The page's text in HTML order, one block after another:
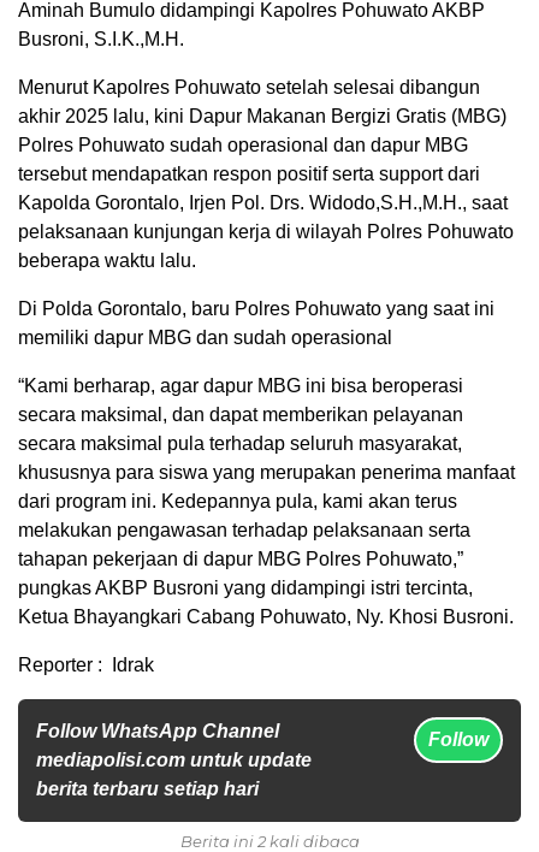
Aminah Bumulo didampingi Kapolres Pohuwato AKBP
Busroni, S.I.K.,M.H.
Menurut Kapolres Pohuwato setelah selesai dibangun
akhir 2025 lalu, kini Dapur Makanan Bergizi Gratis (MBG)
Polres Pohuwato sudah operasional dan dapur MBG
tersebut mendapatkan respon positif serta support dari
Kapolda Gorontalo, Irjen Pol. Drs. Widodo,S.H.,M.H., saat
pelaksanaan kunjungan kerja di wilayah Polres Pohuwato
beberapa waktu lalu.
Di Polda Gorontalo, baru Polres Pohuwato yang saat ini
memiliki dapur MBG dan sudah operasional
“Kami berharap, agar dapur MBG ini bisa beroperasi
secara maksimal, dan dapat memberikan pelayanan
secara maksimal pula terhadap seluruh masyarakat,
khususnya para siswa yang merupakan penerima manfaat
dari program ini. Kedepannya pula, kami akan terus
melakukan pengawasan terhadap pelaksanaan serta
tahapan pekerjaan di dapur MBG Polres Pohuwato,”
pungkas AKBP Busroni yang didampingi istri tercinta,
Ketua Bhayangkari Cabang Pohuwato, Ny. Khosi Busroni.
Reporter : Idrak
Follow WhatsApp Channel
mediapolisi.com untuk update
berita terbaru setiap hari
Follow
Berita ini 2 kali dibaca